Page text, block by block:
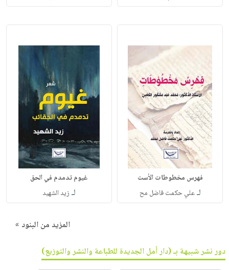
فهرس مخطوطات الأست
لـعلي حكمت فاضل مح
غيوم تدمدم في الحق
لـ زيد الشهيد
المزيد من البنود »
دور نشر شبيهة بـ (دار أمل الجديدة للطباعة والنشر والتوزيع)